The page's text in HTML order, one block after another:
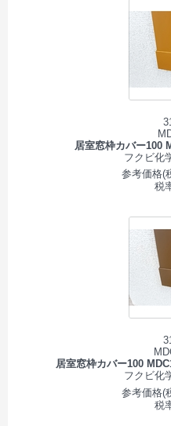
居室窓枠カバー100
フクビ化
参考価格(
税
居室窓枠カバー100
フクビ化
参考価格(
税